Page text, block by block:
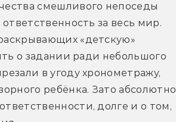
смешливого непоседы
за весь мир.
«детскую»
о задании ради небольшого
в угоду хронометражу,
ребёнка. Зато абсолютно
долге и о том,